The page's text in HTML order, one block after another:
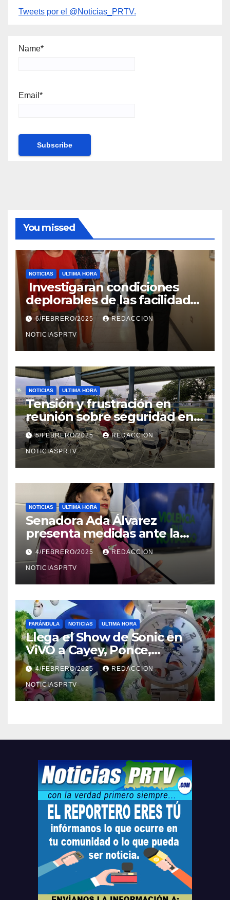
Tweets por el @Noticias_PRTV.
Name*
Email*
You missed
NOTICIAS ULTIMA HORA
Investigaran condiciones
deplorables de las facilidades
el Departamento de la Salud
en Mayagüez
6/FEBRERO/2025 REDACCION
NOTICIASPRTV
NOTICIAS ULTIMA HORA
Tensión y frustración en
reunión sobre seguridad en
Reparto Metropolitano
5/FEBRERO/2025 REDACCION
NOTICIASPRTV
NOTICIAS ULTIMA HORA
Senadora Ada Álvarez
presenta medidas ante la
violencia en el noviazgo
4/FEBRERO/2025 REDACCION
NOTICIASPRTV
FARÁNDULA NOTICIAS ULTIMA HORA
Llega el Show de Sonic en
ViVO a Cayey, Ponce,
Barceloneta y Humacao,
Relojes gratis para el que
compre ahora….
4/FEBRERO/2025 REDACCION
NOTICIASPRTV